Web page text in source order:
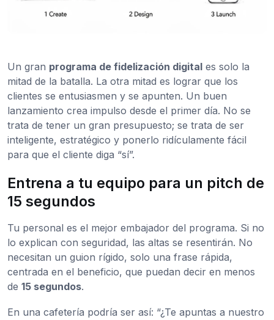
Un gran programa de fidelización digital es solo la
mitad de la batalla. La otra mitad es lograr que los
clientes se entusiasmen y se apunten. Un buen
lanzamiento crea impulso desde el primer día. No se
trata de tener un gran presupuesto; se trata de ser
inteligente, estratégico y ponerlo ridículamente fácil
para que el cliente diga “sí”.
Entrena a tu equipo para un pitch de
15 segundos
Tu personal es el mejor embajador del programa. Si no
lo explican con seguridad, las altas se resentirán. No
necesitan un guion rígido, solo una frase rápida,
centrada en el beneficio, que puedan decir en menos
de 15 segundos.
En una cafetería podría ser así: “¿Te apuntas a nuestro